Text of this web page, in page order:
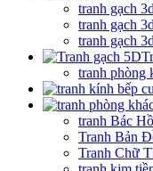
tranh gạch
tranh gạch
tranh gạch
tranh phòng
tranh Bác Hồ
Tranh Bản
Tranh Chữ